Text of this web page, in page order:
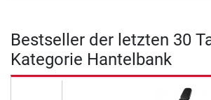
Bestseller der letzten 30
Kategorie Hantelbank